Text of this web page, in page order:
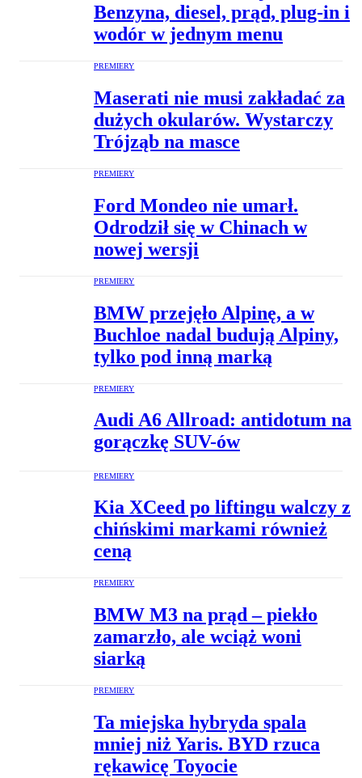
Benzyna, diesel, prąd, plug-in i
wodór w jednym menu
PREMIERY
Maserati nie musi zakładać za
dużych okularów. Wystarczy
Trójząb na masce
PREMIERY
Ford Mondeo nie umarł.
Odrodził się w Chinach w
nowej wersji
PREMIERY
BMW przejęło Alpinę, a w
Buchloe nadal budują Alpiny,
tylko pod inną marką
PREMIERY
Audi A6 Allroad: antidotum na
gorączkę SUV-ów
PREMIERY
Kia XCeed po liftingu walczy z
chińskimi markami również
ceną
PREMIERY
BMW M3 na prąd – piekło
zamarzło, ale wciąż woni
siarką
PREMIERY
Ta miejska hybryda spala
mniej niż Yaris. BYD rzuca
rękawicę Toyocie